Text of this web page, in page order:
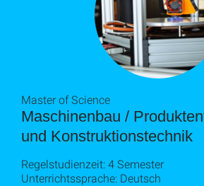
Maschinenbau /
und Kon­struk­tions­technik
Master of Science
Regelstudienzeit: 4 Semester
Unterrichtssprache: Deutsch